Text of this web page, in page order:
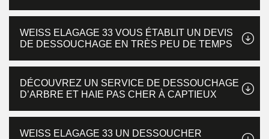
WEISS ELAGAGE 33 VOUS ÉTABLIT UN DEVIS
DE DESSOUCHAGE EN TRÈS PEU DE TEMPS
DÉCOUVREZ UN SERVICE DE DESSOUCHAGE
D’ARBRE ET HAIE PAS CHER À CAPTIEUX
WEISS ELAGAGE 33 UN DESSOUCHER